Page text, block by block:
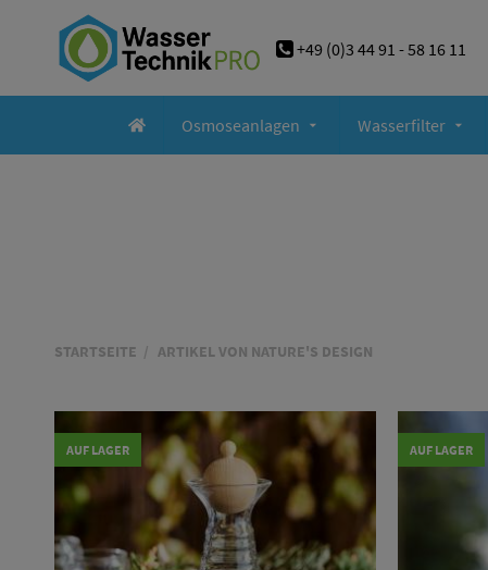
+49 (0)3 44 91 - 58 16 11
Osmoseanlagen Wasserfilter
STARTSEITE ARTIKEL VON NATURE'S DESIGN
AUF LAGER AUF LAGER